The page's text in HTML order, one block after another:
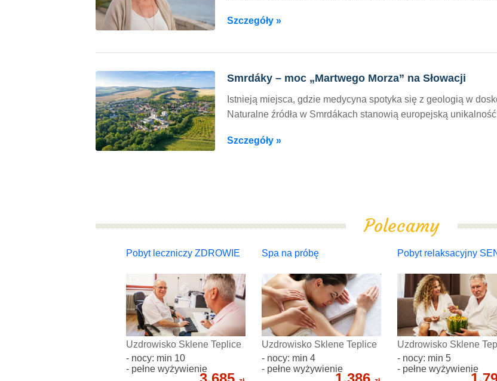
Szczegóły »
Smrdáky – moc „Martwego Morza” na Słowacji
Istnieją miejsca, gdzie medycyna spotyka się z geologią w
Naturalne źródła w Smrdákach stanowią europejską
Szczegóły »
Polecamy
Pobyt leczniczy ZDROWIE
Uzdrowisko Sklene Teplice
- nocy: min 10
- pełne wyżywienie
Spa na próbę
Uzdrowisko Sklene Teplice
- nocy: min 4
- pełne wyżywienie
Pobyt relaksacyjny
Uzdrowisko Sklene
- nocy: min 5
- pełne wyżywienie